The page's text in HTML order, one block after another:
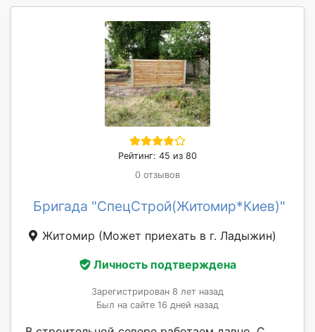
Рейтинг: 45 из 80
0 отзывов
Бригада "СпецСтрой(Житомир*Киев)"
Житомир (Может приехать в г. Ладыжин)
Личность подтверждена
Зарегистрирован 8 лет назад
Был на сайте 16 дней назад